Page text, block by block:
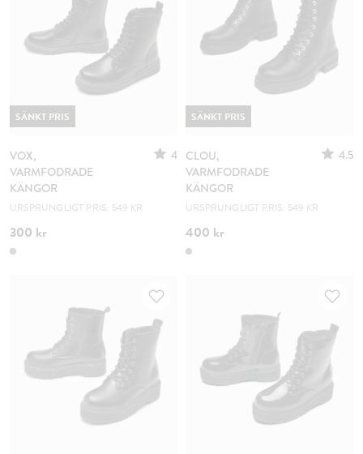
VOX,
VARMFODRADE
KÄNGOR
4
URSPRUNGLIGT PRIS: 549 KR
300 kr
SÄNKT PRIS
CLOU,
VARMFODRADE
KÄNGOR
4.5
URSPRUNGLIGT PRIS: 549 KR
400 kr
SÄNKT PRIS